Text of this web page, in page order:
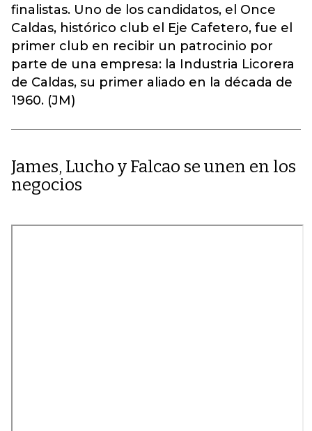
finalistas. Uno de los candidatos, el Once
Caldas, histórico club el Eje Cafetero, fue el
primer club en recibir un patrocinio por
parte de una empresa: la Industria Licorera
de Caldas, su primer aliado en la década de
1960. (JM)
James, Lucho y Falcao se unen en los
negocios